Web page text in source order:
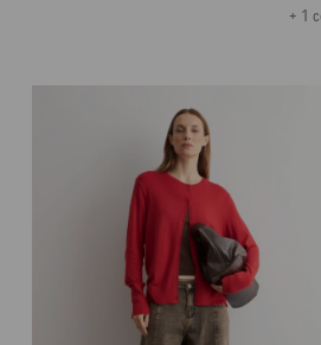
+ 1